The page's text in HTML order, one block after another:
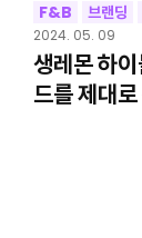
F&B 브랜딩
2024. 05. 09
생레몬 하
드를 제대